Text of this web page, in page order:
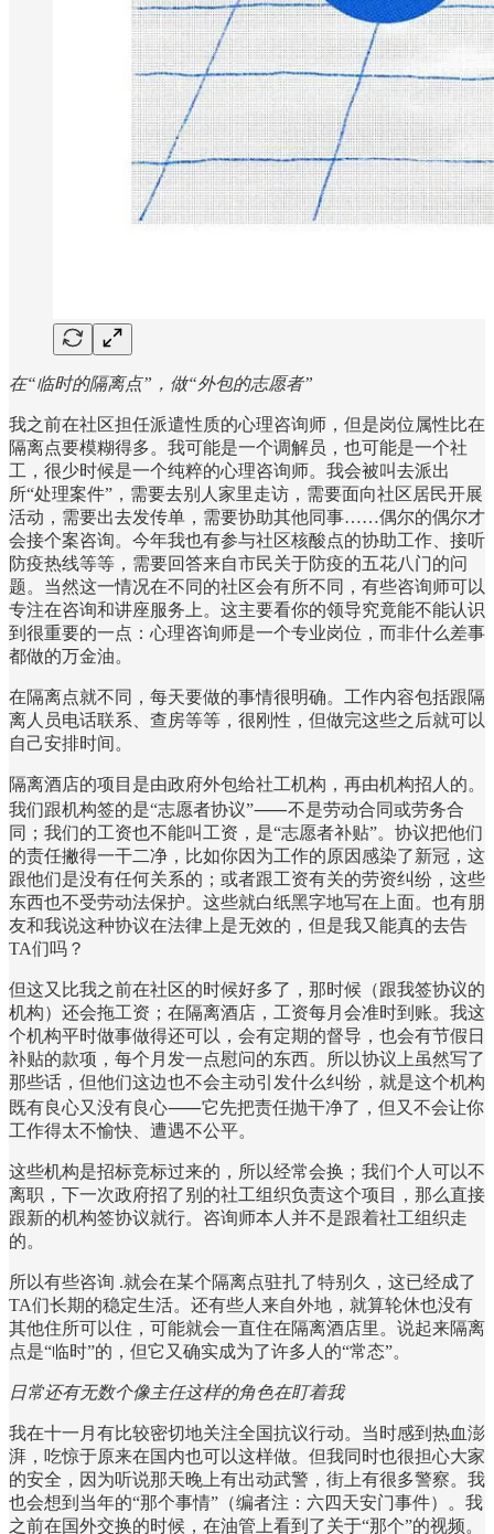
在“临时的隔离点”，做“外包的志愿者”
我之前在社区担任派遣性质的心理咨询师，但是岗位属性比在
隔离点要模糊得多。我可能是一个调解员，也可能是一个社
工，很少时候是一个纯粹的心理咨询师。我会被叫去派出
所“处理案件”，需要去别人家里走访，需要面向社区居民开展
活动，需要出去发传单，需要协助其他同事……偶尔的偶尔才
会接个案咨询。今年我也有参与社区核酸点的协助工作、接听
防疫热线等等，需要回答来自市民关于防疫的五花八门的问
题。当然这一情况在不同的社区会有所不同，有些咨询师可以
专注在咨询和讲座服务上。这主要看你的领导究竟能不能认识
到很重要的一点：心理咨询师是一个专业岗位，而非什么差事
都做的万金油。
在隔离点就不同，每天要做的事情很明确。工作内容包括跟隔
离人员电话联系、查房等等，很刚性，但做完这些之后就可以
自己安排时间。
隔离酒店的项目是由政府外包给社工机构，再由机构招人的。
我们跟机构签的是“志愿者协议”⸺不是劳动合同或劳务合
同；我们的工资也不能叫工资，是“志愿者补贴”。协议把他们
的责任撇得一干二净，比如你因为工作的原因感染了新冠，这
跟他们是没有任何关系的；或者跟工资有关的劳资纠纷，这些
东西也不受劳动法保护。这些就白纸黑字地写在上面。也有朋
友和我说这种协议在法律上是无效的，但是我又能真的去告
TA们吗？
但这又比我之前在社区的时候好多了，那时候（跟我签协议的
机构）还会拖工资；在隔离酒店，工资每月会准时到账。我这
个机构平时做事做得还可以，会有定期的督导，也会有节假日
补贴的款项，每个月发一点慰问的东西。所以协议上虽然写了
那些话，但他们这边也不会主动引发什么纠纷，就是这个机构
既有良心又没有良心⸺它先把责任抛干净了，但又不会让你
工作得太不愉快、遭遇不公平。
这些机构是招标竞标过来的，所以经常会换；我们个人可以不
离职，下一次政府招了别的社工组织负责这个项目，那么直接
跟新的机构签协议就行。咨询师本人并不是跟着社工组织走
的。
所以有些咨询 .就会在某个隔离点驻扎了特别久，这已经成了
TA们长期的稳定生活。还有些人来自外地，就算轮休也没有
其他住所可以住，可能就会一直住在隔离酒店里。说起来隔离
点是“临时”的，但它又确实成为了许多人的“常态”。
日常还有无数个像主任这样的角色在盯着我
我在十一月有比较密切地关注全国抗议行动。当时感到热血澎
湃，吃惊于原来在国内也可以这样做。但我同时也很担心大家
的安全，因为听说那天晚上有出动武警，街上有很多警察。我
也会想到当年的“那个事情”（编者注：六四天安门事件）。我
之前在国外交换的时候，在油管上看到了关于“那个”的视频。